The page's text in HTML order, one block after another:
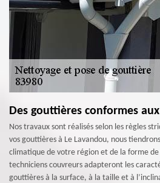
Des gouttières conformes
Nos travaux sont réalisés selon les règles
vos gouttières à Le Lavandou, nous
climatique de votre région et de la forme
techniciens couvreurs adapteront les
gouttières à la surface, à la taille et à